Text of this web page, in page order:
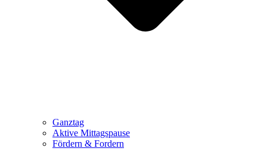
Ganztag
Aktive Mittagspause
Fördern & Fordern